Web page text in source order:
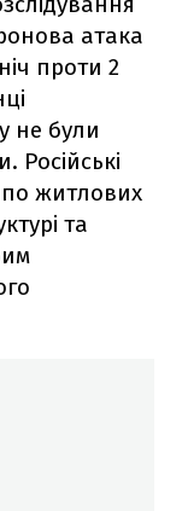
атака
проти 2
не були
Російські
по житлових
та